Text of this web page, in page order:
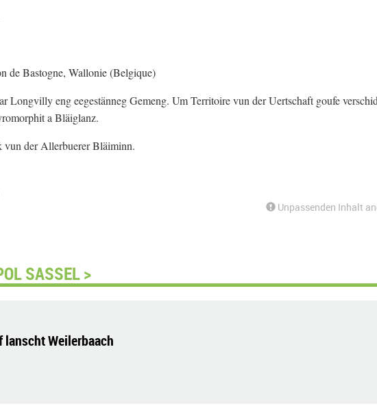
de Bastogne, Wallonie (Belgique)
Longvilly eng eegestänneg Gemeng. Um Territoire vun der Uertschaft goufe
a Bläiglanz.
der Allerbuerer Bläiminn.
Unpassenden Inhalt
SASSEL >
lanscht Weilerbaach